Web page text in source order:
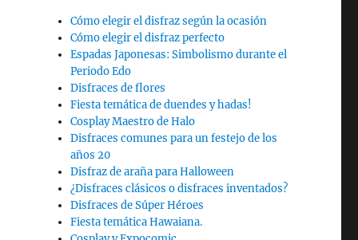
Cómo elegir el disfraz según la ocasión
Cómo elegir el disfraz perfecto
Espadas Japonesas: Simbolismo durante el
Periodo Edo
Disfraces de flores
Fiesta temática de duendes y hadas!
Cosplay Maestro de Halo
Disfraces comunes para un festejo de los
años 20
Disfraz de araña para Halloween
¿Disfraces clásicos o disfraces inventados?
Disfraces de Súper Héroes
Fiesta temática Hawaiana.